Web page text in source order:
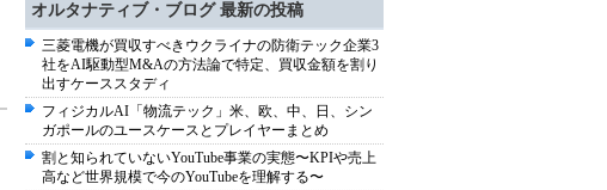
オルタナティブ・ブログ 最新の投稿
三菱電機が買収すべきウクライナの防衛テック企業3
社をAI駆動型M&Aの方法論で特定、買収金額を割り
出すケーススタディ
フィジカルAI「物流テック」米、欧、中、日、シン
ガポールのユースケースとプレイヤーまとめ
割と知られていないYouTube事業の実態〜KPIや売上
高など世界規模で今のYouTubeを理解する〜